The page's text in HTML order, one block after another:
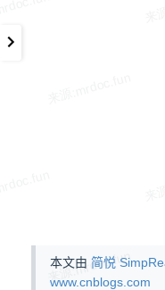
本文由 简悦
www.cnblogs.com